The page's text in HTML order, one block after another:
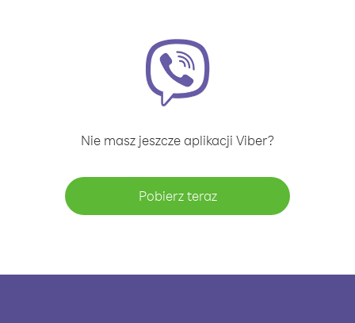
Nie masz jeszcze aplikacji Viber?
Pobierz teraz